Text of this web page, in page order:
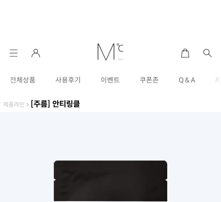
전체상품 사용후기 이벤트 쿠폰존 Q & A
제품라인 > [주름] 안티링클